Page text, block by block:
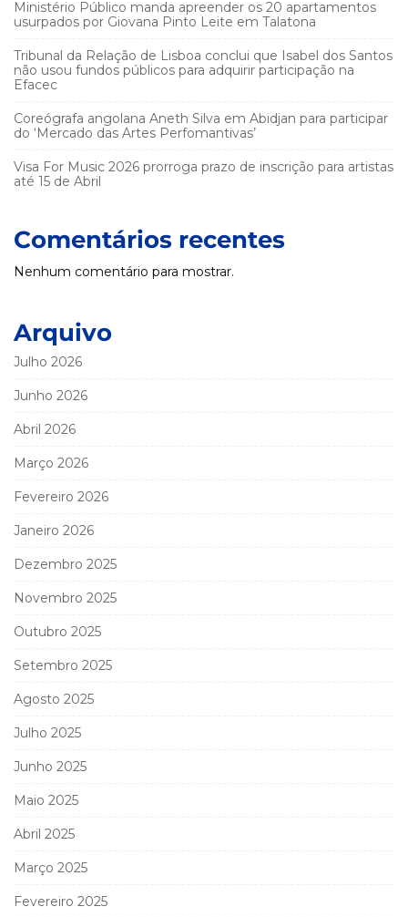
Ministério Público manda apreender os 20 apartamentos
usurpados por Giovana Pinto Leite em Talatona
Tribunal da Relação de Lisboa conclui que Isabel dos Santos
não usou fundos públicos para adquirir participação na
Efacec
Coreógrafa angolana Aneth Silva em Abidjan para participar
do ‘Mercado das Artes Perfomantivas’
Visa For Music 2026 prorroga prazo de inscrição para artistas
até 15 de Abril
Comentários recentes
Nenhum comentário para mostrar.
Arquivo
Julho 2026
Junho 2026
Abril 2026
Março 2026
Fevereiro 2026
Janeiro 2026
Dezembro 2025
Novembro 2025
Outubro 2025
Setembro 2025
Agosto 2025
Julho 2025
Junho 2025
Maio 2025
Abril 2025
Março 2025
Fevereiro 2025